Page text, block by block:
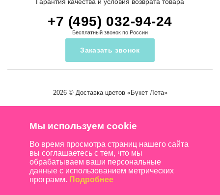
+7 (495) 032-94-24
Бесплатный звонок по России
Заказать звонок
2026 © Доставка цветов«Букет Лета»
Мы используем cookie
Во время просмотра страниц нашего сайта
вы соглашаетесь с тем, что мы
обрабатываем ваши персональные
данные с использованием метрических
программ. Подробнее